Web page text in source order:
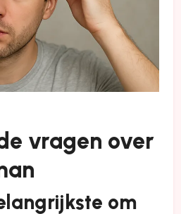
vragen over
om